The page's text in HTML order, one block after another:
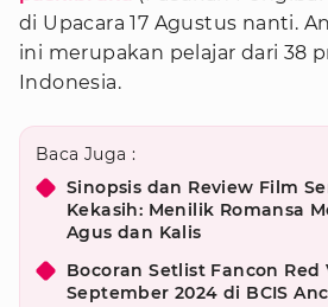
di Upacara 17 Agustus nanti.
ini merupakan pelajar dari 38
Indonesia.
Baca Juga :
Sinopsis dan Review Film
Kekasih: Menilik Romansa
Agus dan Kalis
Bocoran Setlist Fancon Red
September 2024 di BCIS